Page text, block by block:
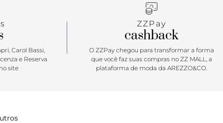
Carol Bassi,
e Reserva
site
ZZPay
cashback
O ZZPay chegou para transformar a forma
que você faz suas compras no ZZ MALL, a
plataforma de moda da AREZZO&CO.